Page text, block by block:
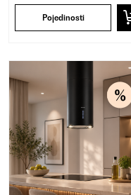
Pojedinosti